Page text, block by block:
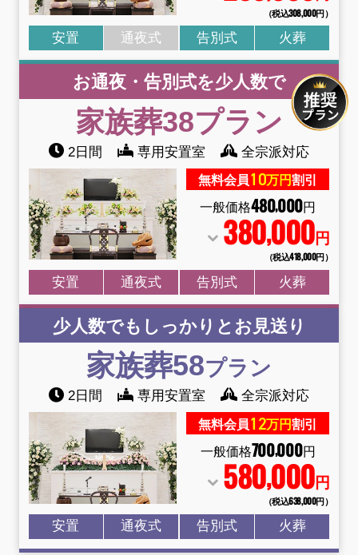
（税込308,000円）
安置 通夜式 告別式 火葬
お通夜・告別式を少人数で
家族葬38プラン
2日間 専用安置室 全宗派対応
無料会員10万円割引
一般価格480,000円
380,000円
（税込418,000円）
安置 通夜式 告別式 火葬
少人数でもしっかりとお見送り
家族葬58プラン
2日間 専用安置室 全宗派対応
無料会員12万円割引
一般価格700,000円
580,000円
（税込638,000円）
安置 通夜式 告別式 火葬